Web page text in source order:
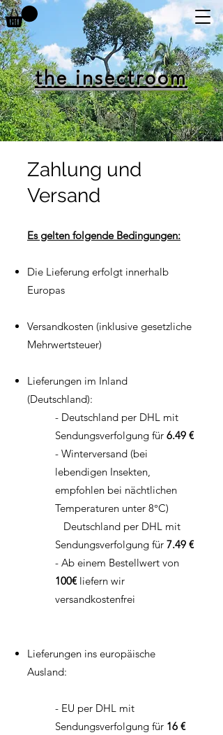
the insectroom
Zahlung und
Versand
Es gelten folgende Bedingungen:
Die Lieferung erfolgt innerhalb
Europas
Versandkosten (inklusive gesetzliche
Mehrwertsteuer)
Lieferungen im Inland
(Deutschland):
- Deutschland per DHL mit
Sendungsverfolgung für 6.49 €
- Winterversand (bei
lebendigen Insekten,
empfohlen bei nächtlichen
Temperaturen unter 8°C)
Deutschland per DHL mit
Sendungsverfolgung für 7.49 €
- Ab einem Bestellwert von
100€liefern wir
versandkostenfrei
Lieferungen ins europäische
Ausland:
- EU per DHL mit
Sendungsverfolgung für 16 €